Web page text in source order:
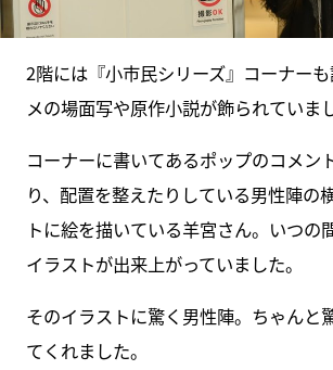
2階には『小市民シリーズ』コーナー
メの場面写や原作小説が飾られていま
コーナーに書いてあるポップのコメン
り、配置を整えたりしている男性陣の
トに絵を描いている羊宮さん。いつの
イラストが出来上がっていました。
そのイラストに驚く男性陣。ちゃんと
てくれました。